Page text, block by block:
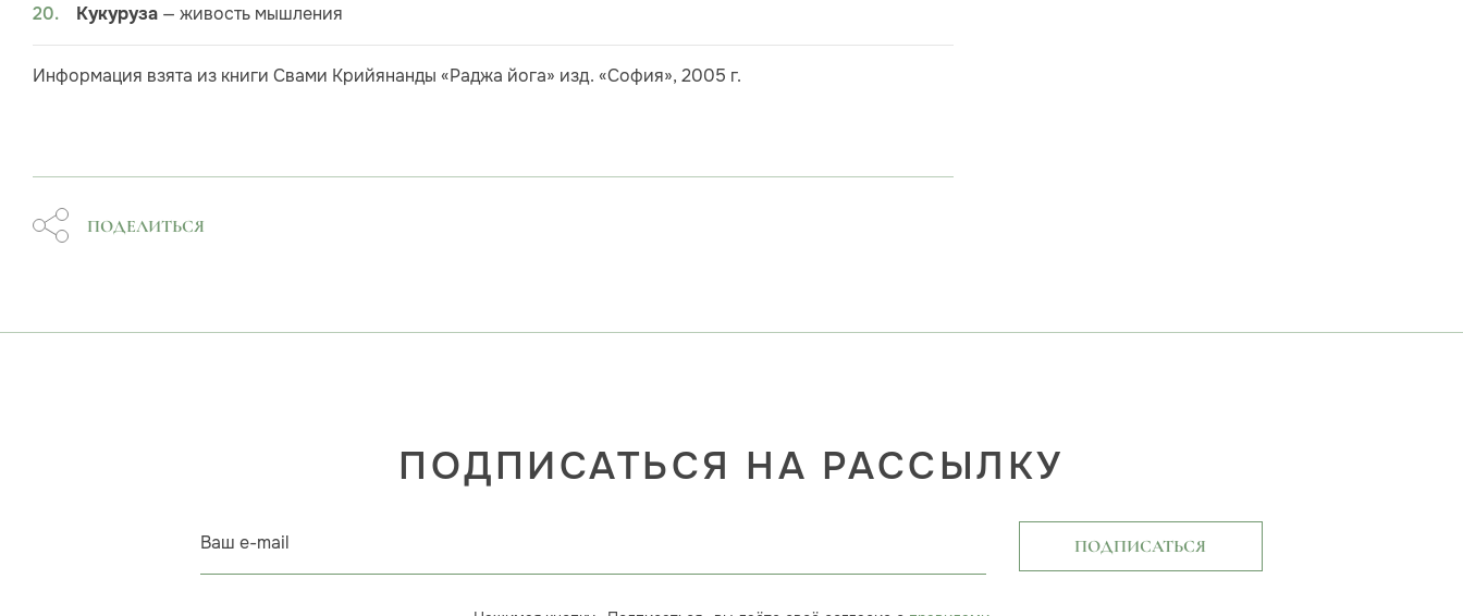
Кукуруза — живость мышления
Информация взята из книги Свами Крийянанды «Раджа йога» изд. «София», 2005 г.
ПОДЕЛИТЬСЯ
ПОДПИСАТЬСЯ НА РАССЫЛКУ
Ваш e-mail ПОДПИСАТЬСЯ